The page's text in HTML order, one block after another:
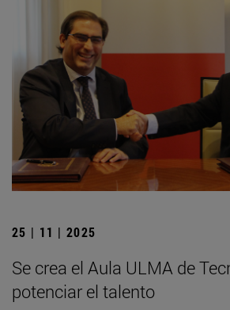
25 | 11 | 2025
Se crea el Aula ULMA de
potenciar el talento